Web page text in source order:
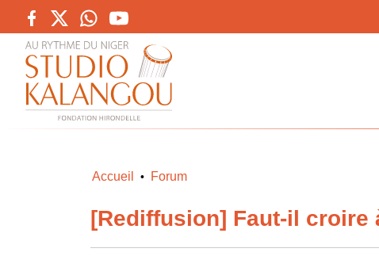
Accueil • Forum
[Rediffusion] Faut-il croire